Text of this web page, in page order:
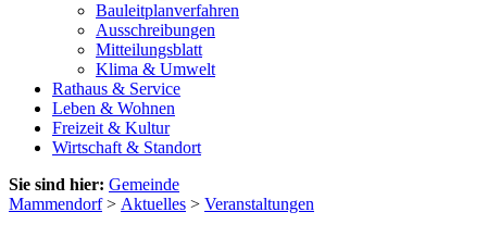
Bauleitplanverfahren
Ausschreibungen
Mitteilungsblatt
Klima & Umwelt
Rathaus & Service
Leben & Wohnen
Freizeit & Kultur
Wirtschaft & Standort
Sie sind hier: Gemeinde
Mammendorf> Aktuelles > Veranstaltungen